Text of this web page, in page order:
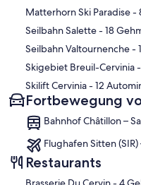
Matterhorn Ski Paradise-
Seilbahn Salette- 18
Seilbahn Valtournenche-
Skigebiet Breuil-Cervinia
Skilift Cervinia- 12
Fortbewegung
Bahnhof Châtillon –
Flughafen Sitten
Restaurants